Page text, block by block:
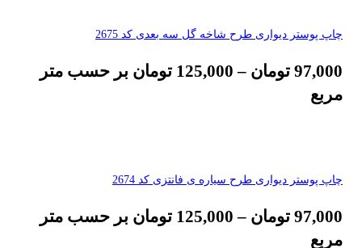
چاپ پوستر دیواری طرح شاخه گل سه بعدی کد 2675
97,000 تومان –
125,000 تومان بر حسب متر
مربع
چاپ پوستر دیواری طرح سیاره ی فانتزی کد 2674
97,000 تومان –
125,000 تومان بر حسب متر
مربع